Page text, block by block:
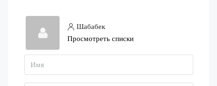
Шабабек
Просмотреть списки